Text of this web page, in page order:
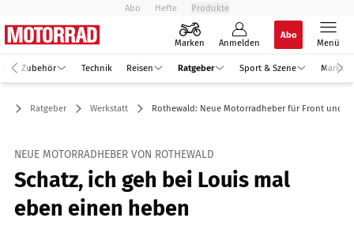
Abo Hefte Produkte
Marken Anmelden
Abo
Menü
Zubehör Technik Reisen Ratgeber Sport & Szene Markt
Ratgeber Werkstatt Rothewald: Neue Motorradheber für Front und
NEUE MOTORRADHEBER VON ROTHEWALD
Schatz, ich geh bei Louis mal
eben einen heben